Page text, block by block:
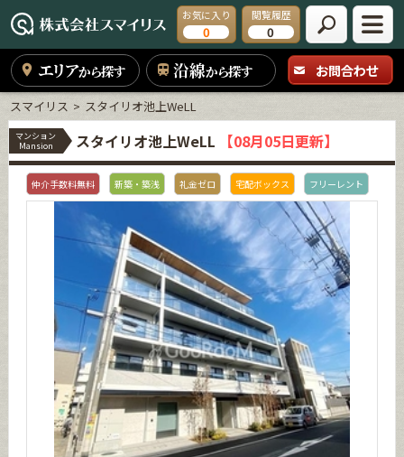
お気に入り
0
閲覧履歴
0
エリアから探す 沿線から探す お問合わせ
スマイリス スタイリオ池上WeLL
マンション
Mansion
スタイリオ池上WeLL 【08月05日更新】
仲介手数料無料 新築・築浅 礼金ゼロ 宅配ボックス フリーレント